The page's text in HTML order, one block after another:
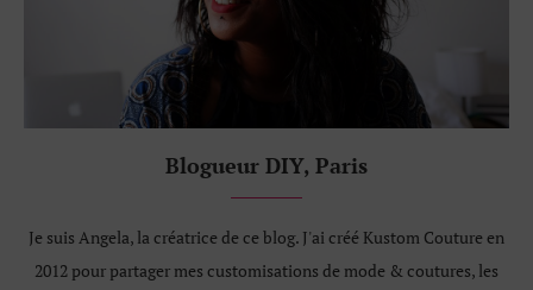
Blogueur DIY, Paris
Je suis Angela, la créatrice de ce blog. J'ai créé Kustom Couture en
2012 pour partager mes customisations de mode & coutures, les